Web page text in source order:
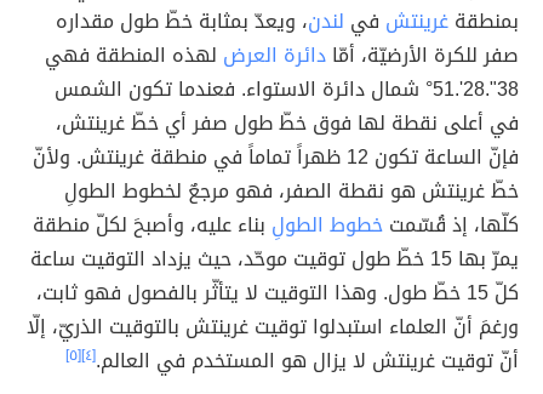
بمنطقةغرينتش في لندن، ويعدّ بمثابة خطّ طول مقداره
صفر للكرة الأرضيّة، أمّادائرة العرض لهذه المنطقة فهي
38".28'.51° شمال دائرة الاستواء. فعندما تكون الشمس
في أعلى نقطة لها فوق خطّ طول صفر أي خطّ غرينتش،
فإنّ الساعة تكون 12 ظهراً تماماً في منطقة غرينتش. ولأنّ
خطّ غرينتش هو نقطة الصفر، فهو مرجعٌ لخطوط الطولِ
كلّها، إذ قُسّمتخطوط الطولِ بناء عليه، وأصبحَ لكلّ منطقة
يمرّ بها 15 خطّ طول توقيت موحّد، حيث يزداد التوقيت ساعة
كلّ 15 خطّ طول. وهذا التوقيت لا يتأثّر بالفصول فهو ثابت،
ورغمَ أنّ العلماء استبدلوا توقيت غرينتش بالتوقيت الذريّ، إلّا
أنّ توقيت غرينتش لا يزال هو المستخدم في العالم.[٤] [٥]